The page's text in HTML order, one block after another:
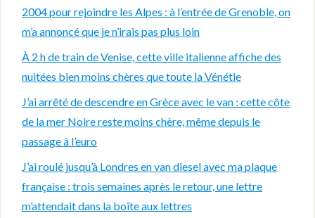
2004 pour rejoindre les Alpes : à l’entrée de Grenoble, on
m’a annoncé que je n’irais pas plus loin
À 2 h de train de Venise, cette ville italienne affiche des
nuitées bien moins chères que toute la Vénétie
J’ai arrêté de descendre en Grèce avec le van : cette côte
de la mer Noire reste moins chère, même depuis le
passage à l’euro
J’ai roulé jusqu’à Londres en van diesel avec ma plaque
française : trois semaines après le retour, une lettre
m’attendait dans la boîte aux lettres